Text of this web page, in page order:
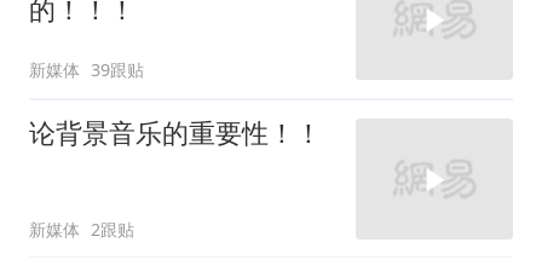
的！！！
新媒体 39跟贴
论背景音乐的重要性！！
新媒体 2跟贴